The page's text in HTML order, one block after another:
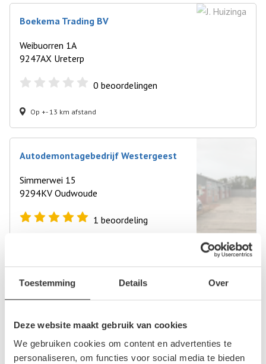
Toestemming Details Over
Deze website maakt gebruik van cookies
We gebruiken cookies om content en advertenties te
personaliseren, om functies voor social media te bieden
Boekema Trading BV
Weibuorren 1A
9247AX Ureterp
0 beoordelingen
Op +- 13 km afstand
Autodemontagebedrijf Westergeest
Simmerwei 15
9294KV Oudwoude
1 beoordeling
Hovingh Autodemontagebedrijf
9745EM Groningen
2beoordelingen